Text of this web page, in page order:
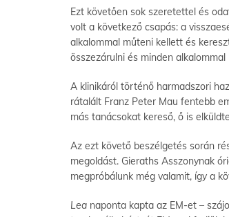
Ezt követően sok szeretettel és
volt a következő csapás: a
alkalommal műteni kellett és
összezárulni és minden
A klinikáról történő harmadszori
rátalált Franz Peter Mau fentebb
más tanácsokat kereső, ő is
Az ezt követő beszélgetés során
megoldást. Gieraths Asszonynak
megpróbálunk még valamit, így a
Lea naponta kapta az EM-et –